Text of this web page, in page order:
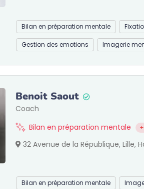
Bilan en préparation mentale
Gestion des emotions Imagerie
Benoit Saout
Coach
Bilan en préparation mentale
32 Avenue de la République, Lille,
Bilan en préparation mentale